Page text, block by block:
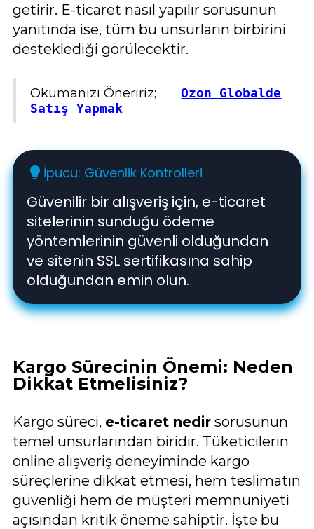
getirir. E-ticaret nasıl yapılır sorusunun
yanıtında ise, tüm bu unsurların birbirini
desteklediği görülecektir.
Okumanızı Öneririz;
Ozon Globalde
Satış Yapmak
lightbulb İpucu: Güvenlik Kontrolleri
Güvenilir bir alışveriş için, e-ticaret
sitelerinin sunduğu ödeme
yöntemlerinin güvenli olduğundan
ve sitenin SSL sertifikasına sahip
olduğundan emin olun.
Kargo Sürecinin Önemi: Neden
Dikkat Etmelisiniz?
Kargo süreci, e-ticaret nedir sorusunun
temel unsurlarından biridir. Tüketicilerin
online alışveriş deneyiminde kargo
süreçlerine dikkat etmesi, hem teslimatın
güvenliği hem de müşteri memnuniyeti
açısından kritik öneme sahiptir. İşte bu